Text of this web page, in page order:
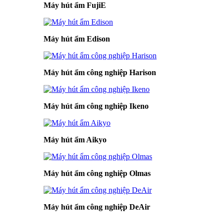
Máy hút ẩm FujiE
Máy hút ẩm Edison
Máy hút ẩm công nghiệp Harison
Máy hút ẩm công nghiệp Ikeno
Máy hút ẩm Aikyo
Máy hút ẩm công nghiệp Olmas
Máy hút ẩm công nghiệp DeAir